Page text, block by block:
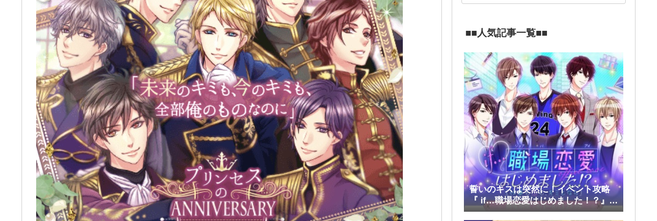
■■人気記事一覧■■
誓いのキスは突然に！イベント攻略
『 if…職場恋愛はじめました！？』前
半(大和・レン・環・蒼太)